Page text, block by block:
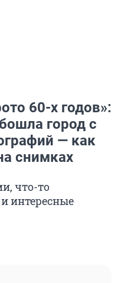
60-х годов»:
город с
— как
снимках
что-то
интересные